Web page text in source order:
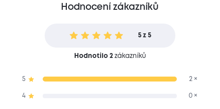
Hodnocení zákazníků
5 z 5
Hodnotilo 2zákazníků
5 2 ×
4 0 ×